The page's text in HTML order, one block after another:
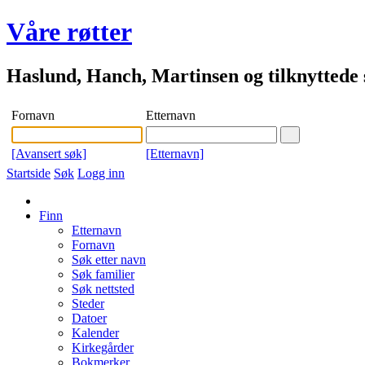
Våre røtter
Haslund, Hanch, Martinsen og tilknyttede
Fornavn Etternavn
[Avansert søk]
[Etternavn]
Startside Søk Logg inn
Finn
Etternavn
Fornavn
Søk etter navn
Søk familier
Søk nettsted
Steder
Datoer
Kalender
Kirkegårder
Bokmerker